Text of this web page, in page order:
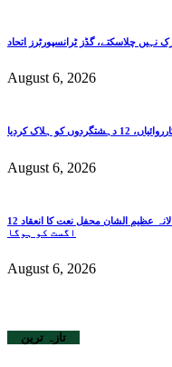
نہیں چلاسکتے، گڈز ٹرانسپورٹرز اتحاد
August 6, 2026
ہلاک کردیا
August 6, 2026
کھوہار تحصیل سرائے عالمگیر (گجرات )میں 36 ویں سالانہ عظیم الشان محفل نعت کا انعقاد 12
اگست کو ہوگا
August 6, 2026
تازہ ترین